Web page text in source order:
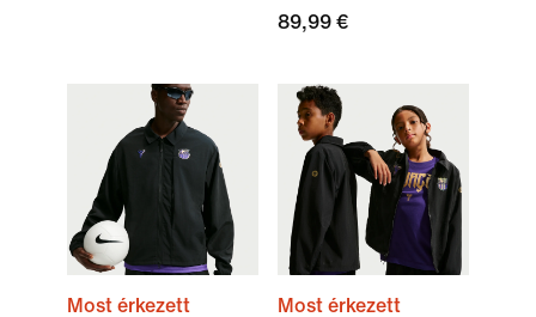
89,99 €
Most érkezett
Most érkezett